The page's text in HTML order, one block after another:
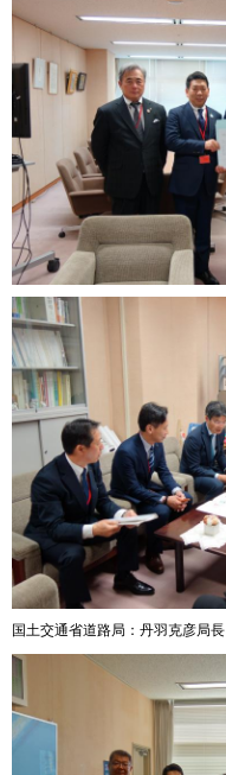
国土交通省道路局：丹羽克彦局長